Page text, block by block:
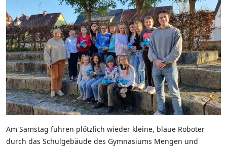
Am Samstag fuhren plötzlich wieder kleine, blaue Roboter
durch das Schulgebäude des Gymnasiums Mengen und